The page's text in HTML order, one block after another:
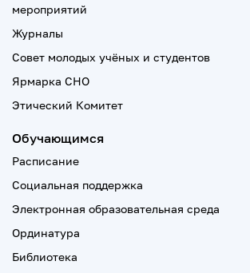
мероприятий
Журналы
Совет молодых учёных и студентов
Ярмарка СНО
Этический Комитет
Обучающимся
Расписание
Социальная поддержка
Электронная образовательная среда
Ординатура
Библиотека